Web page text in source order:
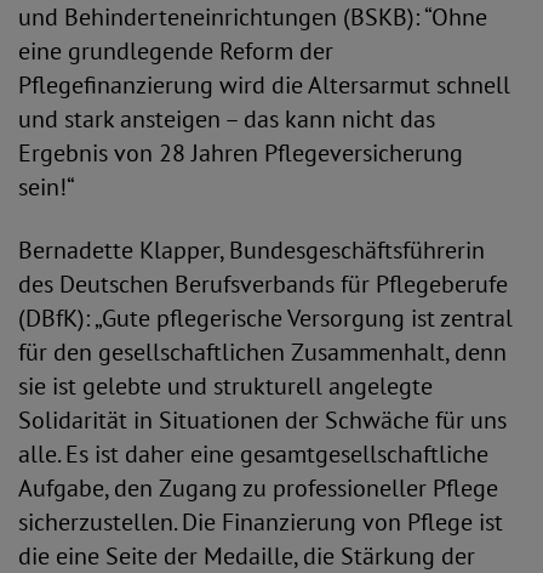
und Behinderteneinrichtungen (BSKB): “Ohne
eine grundlegende Reform der
Pflegefinanzierung wird die Altersarmut schnell
und stark ansteigen – das kann nicht das
Ergebnis von 28 Jahren Pflegeversicherung
sein!“
Bernadette Klapper, Bundesgeschäftsführerin
des Deutschen Berufsverbands für Pflegeberufe
(DBfK): „Gute pflegerische Versorgung ist zentral
für den gesellschaftlichen Zusammenhalt, denn
sie ist gelebte und strukturell angelegte
Solidarität in Situationen der Schwäche für uns
alle. Es ist daher eine gesamtgesellschaftliche
Aufgabe, den Zugang zu professioneller Pflege
sicherzustellen. Die Finanzierung von Pflege ist
die eine Seite der Medaille, die Stärkung der